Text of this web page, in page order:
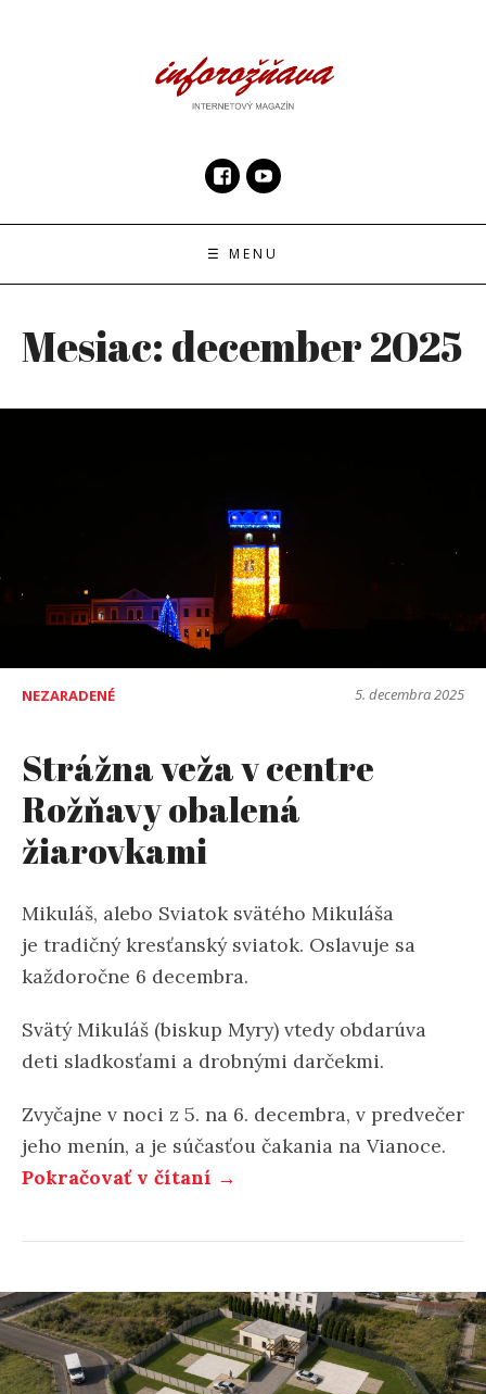
☰ MENU
Mesiac:december 2025
NEZARADENÉ 5. decembra 2025
Strážna veža v centre
Rožňavy obalená
žiarovkami
Mikuláš, alebo Sviatok svätého Mikuláša
je tradičný kresťanský sviatok. Oslavuje sa
každoročne 6 decembra.
Svätý Mikuláš (biskup Myry) vtedy obdarúva
deti sladkosťami a drobnými darčekmi.
Zvyčajne v noci z 5. na 6. decembra, v predvečer
jeho menín, a je súčasťou čakania na Vianoce.
Pokračovať v čítaní →